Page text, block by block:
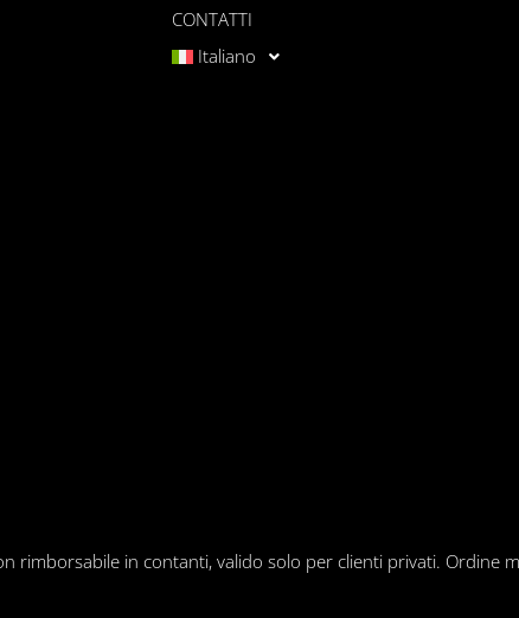
CONTATTI
Italiano
rimborsabile in contanti, valido solo per clienti privati. Ordine